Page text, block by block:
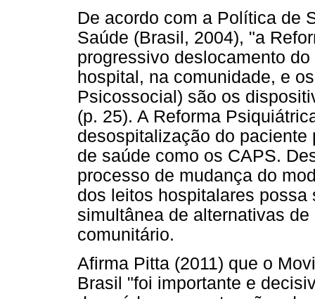
De acordo com a Política de
Saúde (Brasil, 2004), "a
progressivo deslocamento
hospital, na comunidade, e
Psicossocial) são os
(p. 25). A Reforma
desospitalização do
de saúde como os CAPS.
processo de mudança do
dos leitos hospitalares
simultânea de alternativas
comunitário.
Afirma Pitta (2011) que o
Brasil "foi importante e